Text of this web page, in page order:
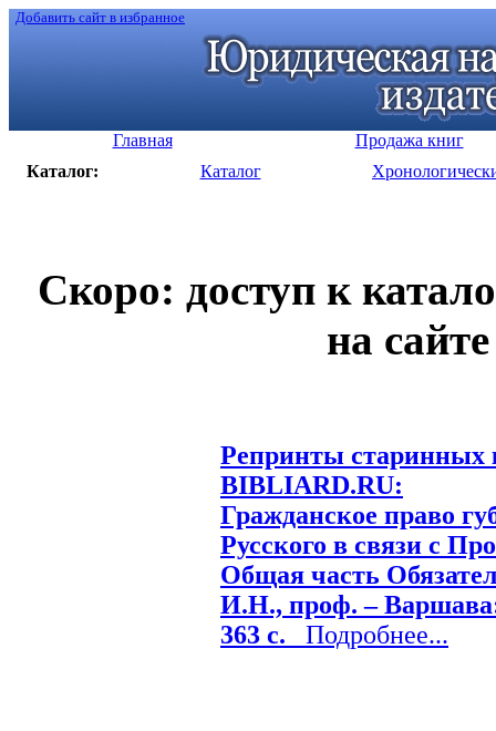
Добавить сайт в избранное
Главная
Продажа книг
Каталог:
Каталог
Скоро: доступ к
на
Репринты старинных
BIBLIARD.RU:
Гражданское право
Русского в связи с
Общая часть
И.Н., проф. –
363 с. Подробнее...